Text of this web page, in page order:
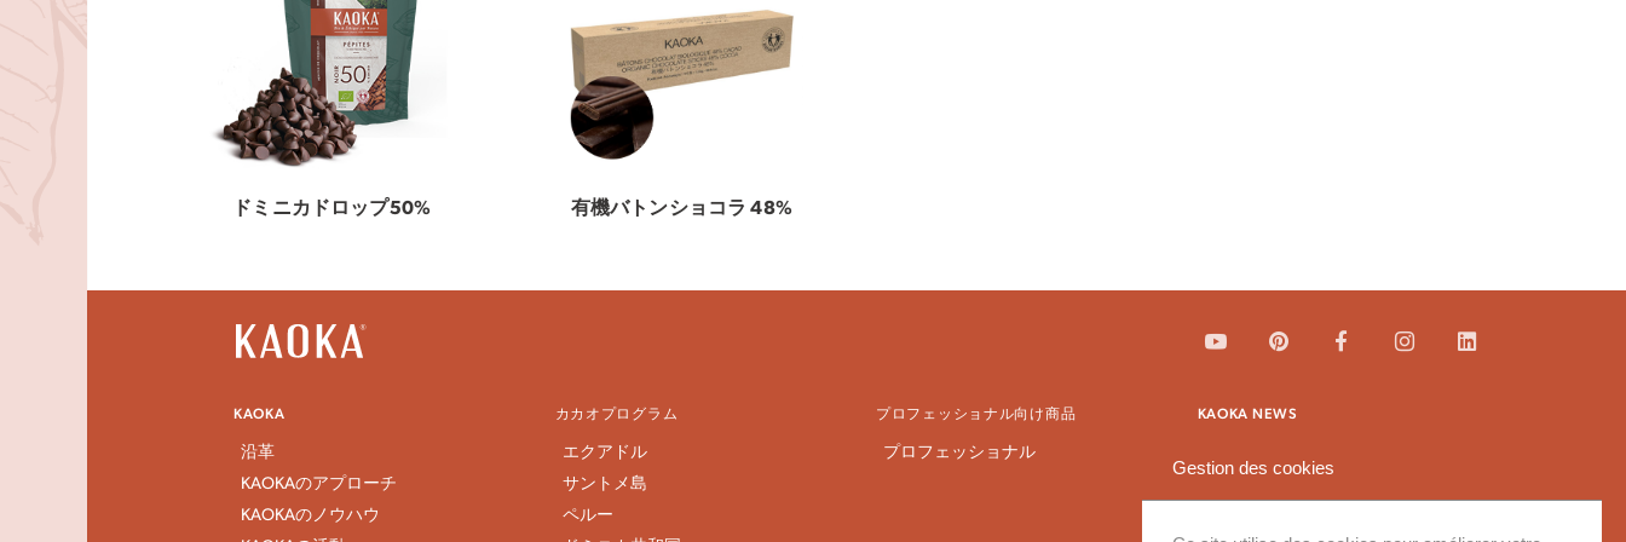
ドミニカドロップ50% 有機バトンショコラ 48%
KAOKA
沿革
KAOKAのアプローチ
KAOKAのノウハウ
カカオプログラム
エクアドル
サントメ島
ペルー
プロフェッショナル向け商品
プロフェッショナル
KAOKA NEWS
Gestion des cookies